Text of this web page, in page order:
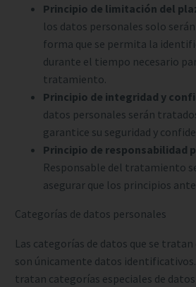
Principio de limitación del
los datos personales solo
forma que se permita la
durante el tiempo necesario
tratamiento.
Principio de integridad y
datos personales serán
garantice su seguridad y
Principio de responsabilidad
Responsable del tratamiento
asegurar que los principios
Categorías de datos personales
Las categorías de datos que se
son únicamente datos identificativos.
tratan categorías especiales de